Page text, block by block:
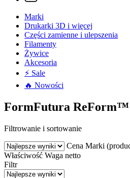
Marki
Drukarki 3D i więcej
Części zamienne i ulepszenia
Filamenty
Żywice
Akcesoria
⚡ Sale
🔥 Nowości
FormFutura
Filtrowanie i sortowanie
Cena Marki
Właściwość Waga netto
Filtr